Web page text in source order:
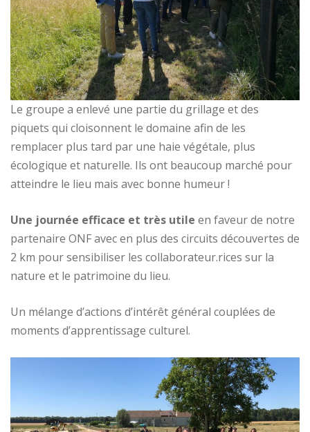
Le groupe a enlevé une partie du grillage et des
piquets qui cloisonnent le domaine afin de les
remplacer plus tard par une haie végétale, plus
écologique et naturelle. Ils ont beaucoup marché pour
atteindre le lieu mais avec bonne humeur !
Une journée efficace et très utile en faveur de notre
partenaire ONF avec en plus des circuits découvertes de
2 km pour sensibiliser les collaborateur.rices sur la
nature et le patrimoine du lieu.
Un mélange d’actions d’intérêt général couplées de
moments d’apprentissage culturel.